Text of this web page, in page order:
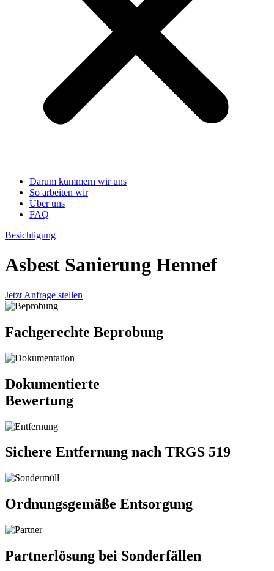
Darum kümmern wir uns
So arbeiten wir
Über uns
FAQ
Besichtigung
Asbest Sanierung Hennef
Jetzt Anfrage stellen
Fachgerechte Beprobung
Dokumentierte
Bewertung
Sichere Entfernung nach TRGS 519
Ordnungsgemäße Entsorgung
Partnerlösung bei Sonderfällen